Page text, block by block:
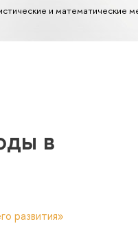
и математические
в
развития»